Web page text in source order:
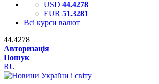
USD 44.4278
EUR 51.3281
Всі курси валют
44.4278
Авторизація
Пошук
RU